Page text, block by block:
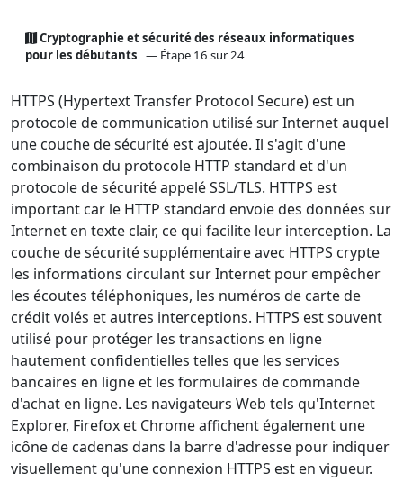
Cryptographie et sécurité des réseaux informatiques
pour les débutants — Étape 16 sur 24
HTTPS (Hypertext Transfer Protocol Secure) est un
protocole de communication utilisé sur Internet auquel
une couche de sécurité est ajoutée. Il s'agit d'une
combinaison du protocole HTTP standard et d'un
protocole de sécurité appelé SSL/TLS. HTTPS est
important car le HTTP standard envoie des données sur
Internet en texte clair, ce qui facilite leur interception. La
couche de sécurité supplémentaire avec HTTPS crypte
les informations circulant sur Internet pour empêcher
les écoutes téléphoniques, les numéros de carte de
crédit volés et autres interceptions. HTTPS est souvent
utilisé pour protéger les transactions en ligne
hautement confidentielles telles que les services
bancaires en ligne et les formulaires de commande
d'achat en ligne. Les navigateurs Web tels qu'Internet
Explorer, Firefox et Chrome affichent également une
icône de cadenas dans la barre d'adresse pour indiquer
visuellement qu'une connexion HTTPS est en vigueur.